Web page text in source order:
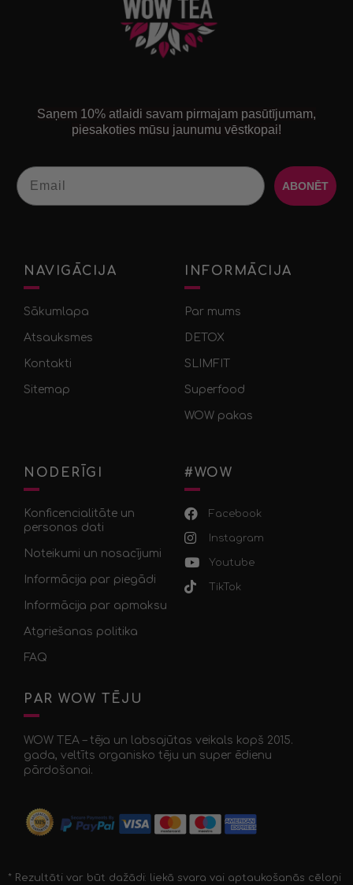
Saņem 10% atlaidi savam pirmajam pasūtījumam,
piesakoties mūsu jaunumu vēstkopai!
Email
ABONĒT
NAVIGĀCIJA
Sākumlapa
Atsauksmes
Kontakti
Sitemap
INFORMĀCIJA
Par mums
DETOX
SLIMFIT
Superfood
WOW pakas
NODERĪGI
Konficencialitāte un
personas dati
Noteikumi un nosacījumi
Informācija par piegādi
Informācija par apmaksu
Atgriešanas politika
FAQ
#WOW
Facebook
Instagram
Youtube
TikTok
PAR WOW TĒJU
WOW TEA – tēja un labsajūtas veikals kopš 2015.
gada, veltīts organisko tēju un super ēdienu
pārdošanai.
* Rezultāti var būt dažādi: liekā svara vai aptaukošanās cēloņi